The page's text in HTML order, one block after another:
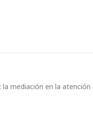
mediación en la atención